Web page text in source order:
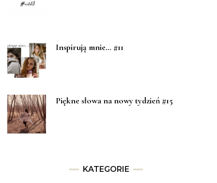
Inspirują mnie… #11
Piękne słowa na nowy tydzień #15
KATEGORIE